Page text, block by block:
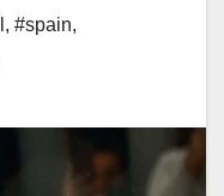
, #spain,